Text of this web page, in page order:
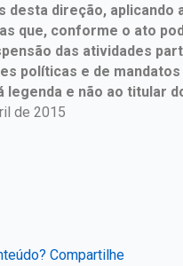
desta direção, aplicando
que, conforme o ato
das atividades
políticas e de
legenda e não ao titular
de 2015
Compartilhe